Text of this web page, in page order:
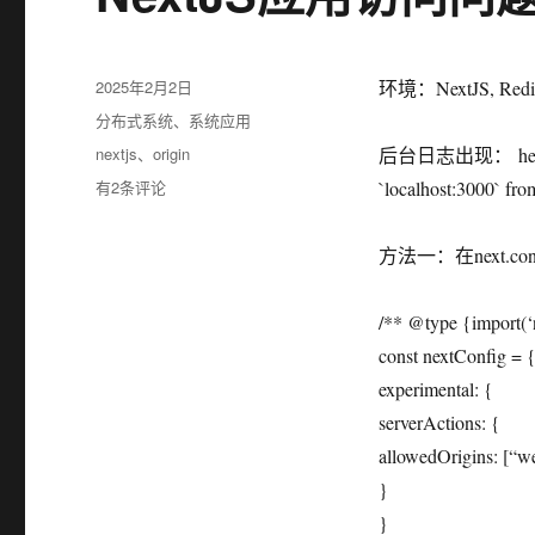
环境：NextJS,
后台日志出现：
`localhost:3000`
方法一：在
/** @type
const nextConfig = {
experimental: {
serverActions: {
allowedOrigins:
}
}
发
布
于
2025年2月2日
分
分布式系统、 系统应用
标
签
nextjs、origin
NextJS
有2条评论